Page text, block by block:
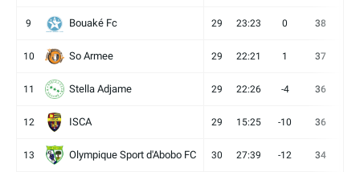
9 Bouaké Fc 29 23:23 0 38
10 So Armee 29 22:21 1 37
11 Stella Adjame 29 22:26 -4 36
12 ISCA 29 15:25 -10 36
13 Olympique Sport d'Abobo FC 30 27:39 -12 34